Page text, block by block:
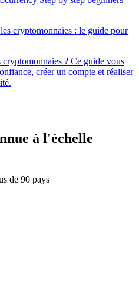
cryptomonnaies : le guide pour
? Ce guide vous
créer un compte et réaliser
à l'échelle
de 90 pays